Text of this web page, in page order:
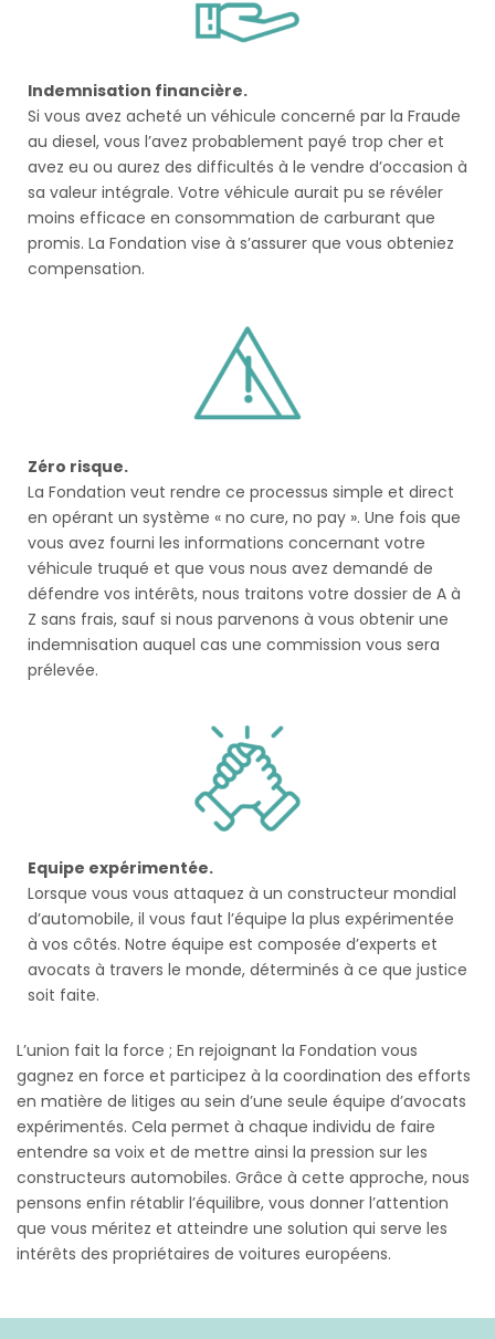
Indemnisation financière.
Si vous avez acheté un véhicule concerné par la Fraude
au diesel, vous l’avez probablement payé trop cher et
avez eu ou aurez des difficultés à le vendre d’occasion à
sa valeur intégrale. Votre véhicule aurait pu se révéler
moins efficace en consommation de carburant que
promis. La Fondation vise à s’assurer que vous obteniez
compensation.
Zéro risque.
La Fondation veut rendre ce processus simple et direct
en opérant un système « no cure, no pay ». Une fois que
vous avez fourni les informations concernant votre
véhicule truqué et que vous nous avez demandé de
défendre vos intérêts, nous traitons votre dossier de A à
Z sans frais, sauf si nous parvenons à vous obtenir une
indemnisation auquel cas une commission vous sera
prélevée.
Equipe expérimentée.
Lorsque vous vous attaquez à un constructeur mondial
d’automobile, il vous faut l’équipe la plus expérimentée
à vos côtés. Notre équipe est composée d’experts et
avocats à travers le monde, déterminés à ce que justice
soit faite.
L’union fait la force ; En rejoignant la Fondation vous
gagnez en force et participez à la coordination des efforts
en matière de litiges au sein d’une seule équipe d’avocats
expérimentés. Cela permet à chaque individu de faire
entendre sa voix et de mettre ainsi la pression sur les
constructeurs automobiles. Grâce à cette approche, nous
pensons enfin rétablir l’équilibre, vous donner l’attention
que vous méritez et atteindre une solution qui serve les
intérêts des propriétaires de voitures européens.